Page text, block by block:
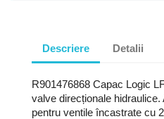
Descriere Detalii
R901476868 Capac Logic
valve direcționale
pentru ventile încastrate cu